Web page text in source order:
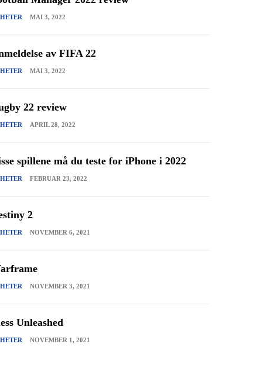
MAI 3, 2022
av FIFA 22
MAI 3, 2022
22 review
APRIL 28, 2022
spillene må du teste for iPhone i 2022
FEBRUAR 23, 2022
2
NOVEMBER 6, 2021
NOVEMBER 3, 2021
Unleashed
NOVEMBER 1, 2021